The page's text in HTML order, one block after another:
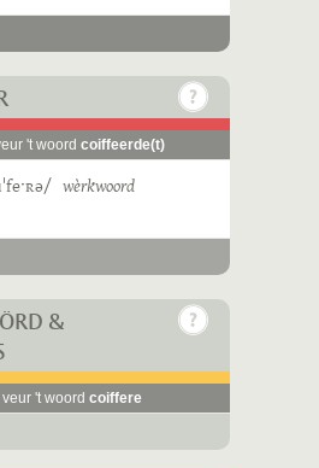
't woord coiffeerde(t)
wèrkwoord
&
't woord coiffere